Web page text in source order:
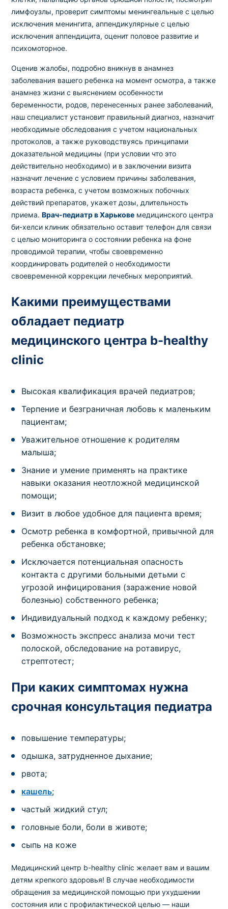
лимфоузлы, проверит симптомы менингеальные с целью
исключения менингита, аппендикулярные с целью
исключения аппендицита, оценит половое развитие и
психомоторное.
Оценив жалобы, подробно вникнув в анамнез
заболевания вашего ребенка на момент осмотра, а также
анамнез жизни с выяснением особенности
беременности, родов, перенесенных ранее заболеваний,
наш специалист установит правильный диагноз, назначит
необходимые обследования с учетом национальных
протоколов, а также руководствуясь принципами
доказательной медицины (при условии что это
действительно необходимо) и в заключении визита
назначит лечение с условием причины заболевания,
возраста ребенка, с учетом возможных побочных
действий препаратов, укажет дозы, длительность
приема.Врач-педиатр в Харькове медицинского центра
би-хелси клиник обязательно оставит телефон для связи
с целью мониторинга о состоянии ребенка на фоне
проводимой терапии, чтобы своевременно
координировать родителей о необходимости
своевременной коррекции лечебных мероприятий.
Какими преимуществами
обладает педиатр
медицинского центра b-healthy
clinic
Высокая квалификация врачей педиатров;
Терпение и безграничная любовь к маленьким
пациентам;
Уважительное отношение к родителям
малыша;
Знание и умение применять на практике
навыки оказания неотложной медицинской
помощи;
Визит в любое удобное для пациента время;
Осмотр ребенка в комфортной, привычной для
ребенка обстановке;
Исключается потенциальная опасность
контакта с другими больными детьми с
угрозой инфицирования (заражение новой
болезнью) собственного ребенка;
Индивидуальный подход к каждому ребенку;
Возможность экспресс анализа мочи тест
полоской, обследование на ротавирус,
стрептотест;
При каких симптомах нужна
срочная консультация педиатра
повышение температуры;
одышка, затрудненное дыхание;
рвота;
кашель;
частый жидкий стул;
головные боли, боли в животе;
сыпь на коже
Медицинский центр b-healthy clinic желает вам и вашим
детям крепкого здоровья! В случае необходимости
обращения за медицинской помощью при ухудшении
состояния или с профилактической целью — наши